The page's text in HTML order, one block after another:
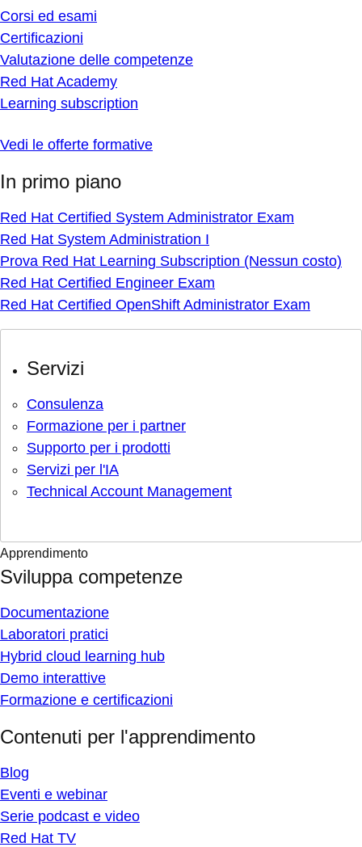
Corsi ed esami
Certificazioni
Valutazione delle competenze
Red Hat Academy
Learning subscription
Vedi le offerte formative
In primo piano
Red Hat Certified System Administrator Exam
Red Hat System Administration I
Prova Red Hat Learning Subscription (Nessun costo)
Red Hat Certified Engineer Exam
Red Hat Certified OpenShift Administrator Exam
Servizi
Consulenza
Formazione per i partner
Supporto per i prodotti
Servizi per l'IA
Technical Account Management
Apprendimento
Sviluppa competenze
Documentazione
Laboratori pratici
Hybrid cloud learning hub
Demo interattive
Formazione e certificazioni
Contenuti per l'apprendimento
Blog
Eventi e webinar
Serie podcast e video
Red Hat TV